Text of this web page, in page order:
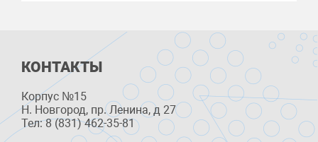
КОНТАКТЫ
Корпус №15
Н. Новгород, пр. Ленина, д 27
Тел: 8 (831) 462-35-81